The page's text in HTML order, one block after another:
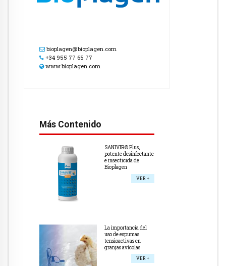
bioplagen@bioplagen.com
+34 955 77 65 77
www.bioplagen.com
Más Contenido
SANIVIR® Plus,
potente desinfectante
e insecticida de
Bioplagen
VER +
La importancia del
uso de espumas
tensioactivas en
granjas avícolas
VER +